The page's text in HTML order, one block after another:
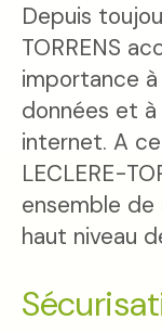
Depuis
TORRENS
importance
données et
internet. A
LECLERE-
ensemble de
haut niveau